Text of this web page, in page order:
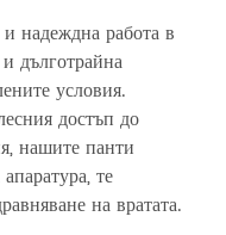
надеждна работа в
дълготрайна
условия.
достъп до
нашите панти
те
на вратата.